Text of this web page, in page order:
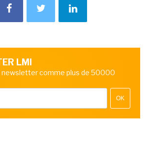
LMI
newsletter comme plus de 50000
OK